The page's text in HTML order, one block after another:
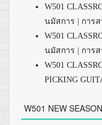
W501
นมัสการ | การส
W501
นมัสการ | การส
W501
PICKING
W501 NEW SEASON